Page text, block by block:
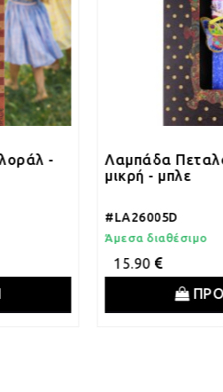
-
Λαμπάδα
μικρή - μπλε
#LA26005D
Άμεσα διαθέσιμο
15.90